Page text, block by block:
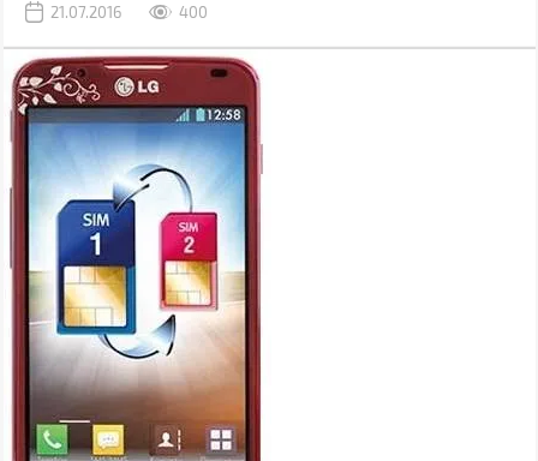
21.07.2016
400